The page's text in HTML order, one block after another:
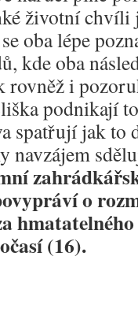
životní
oba lépe
kde oba
i
podnikají
spatřují jak to
navzájem
o
(16).